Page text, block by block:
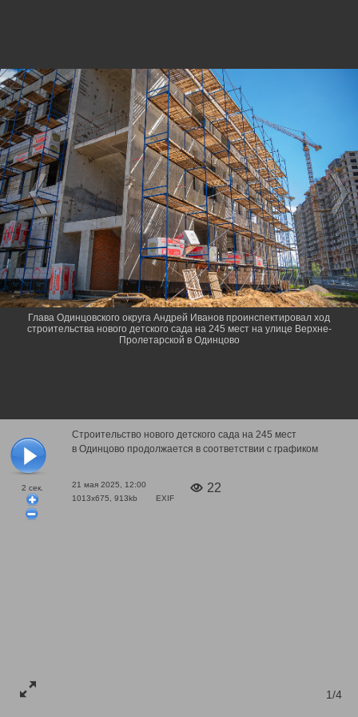
2 сек.
Строительство нового детского сада на 245 мест
в Одинцово продолжается в соответствии с графиком
21 мая 2025, 12:00
1013x675, 913kb
EXIF
22
1/4
Глава Одинцовского округа Андрей Иванов проинспектировал ход
строительства нового детского сада на 245 мест на улице Верхне-
Пролетарской в Одинцово